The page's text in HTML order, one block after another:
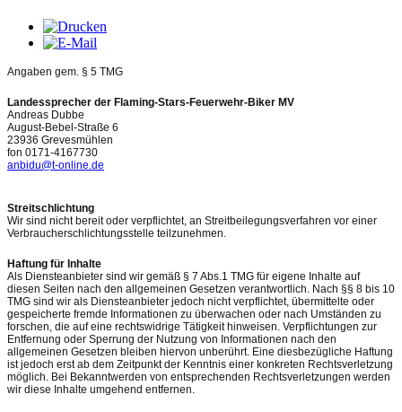
Angaben gem. § 5 TMG
Landessprecher der Flaming-Stars-Feuerwehr-Biker MV
Andreas Dubbe
August-Bebel-Straße 6
23936 Grevesmühlen
fon 0171-4167730
anbidu@t-online.de
Streitschlichtung
Wir sind nicht bereit oder verpflichtet, an Streitbeilegungsverfahren vor einer
Verbraucherschlichtungsstelle teilzunehmen.
Haftung für Inhalte
Als Diensteanbieter sind wir gemäß § 7 Abs.1 TMG für eigene Inhalte auf
diesen Seiten nach den allgemeinen Gesetzen verantwortlich. Nach §§ 8 bis 10
TMG sind wir als Diensteanbieter jedoch nicht verpflichtet, übermittelte oder
gespeicherte fremde Informationen zu überwachen oder nach Umständen zu
forschen, die auf eine rechtswidrige Tätigkeit hinweisen. Verpflichtungen zur
Entfernung oder Sperrung der Nutzung von Informationen nach den
allgemeinen Gesetzen bleiben hiervon unberührt. Eine diesbezügliche Haftung
ist jedoch erst ab dem Zeitpunkt der Kenntnis einer konkreten Rechtsverletzung
möglich. Bei Bekanntwerden von entsprechenden Rechtsverletzungen werden
wir diese Inhalte umgehend entfernen.